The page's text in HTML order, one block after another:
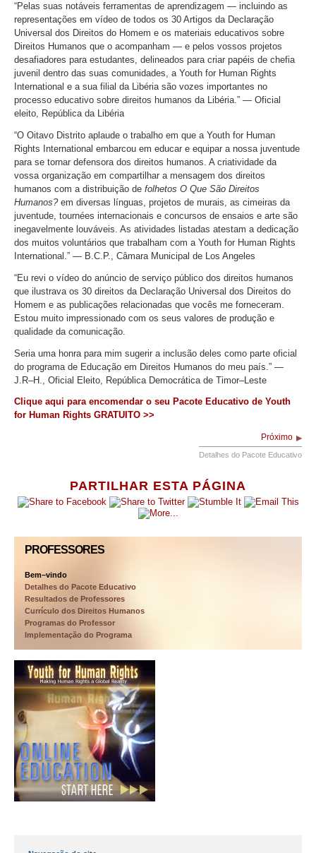
PARTILHAR ESTA PÁGINA
PROFESSORES
Bem–vindo
Detalhes do Pacote Educativo
Resultados de Professores
Currículo dos Direitos Humanos
Programas do Professor
Implementação do Programa
“Pelas suas notáveis ferramentas de aprendizagem — incluindo as
representações em vídeo de todos os 30 Artigos da Declaração
Universal dos Direitos do Homem e os materiais educativos sobre
Direitos Humanos que o acompanham — e pelos vossos projetos
desafiadores para estudantes, delineados para criar papéis de chefia
juvenil dentro das suas comunidades, a Youth for Human Rights
International e a sua filial da Libéria são vozes importantes no
processo educativo sobre direitos humanos da Libéria.” — Oficial
eleito, República da Libéria
“O Oitavo Distrito aplaude o trabalho em que a Youth for Human
Rights International embarcou em educar e equipar a nossa juventude
para se tornar defensora dos direitos humanos. A criatividade da
vossa organização em compartilhar a mensagem dos direitos
humanos com a distribuição de folhetos O Que São Direitos
Humanos?em diversas línguas, projetos de murais, as cimeiras da
juventude, tournées internacionais e concursos de ensaios e arte são
inegavelmente louváveis. As atividades listadas atestam a dedicação
dos muitos voluntários que trabalham com a Youth for Human Rights
International.” — B.C.P., Câmara Municipal de Los Angeles
“Eu revi o vídeo do anúncio de serviço público dos direitos humanos
que ilustrava os 30 direitos da Declaração Universal dos Direitos do
Homem e as publicações relacionadas que vocês me forneceram.
Estou muito impressionado com os seus valores de produção e
qualidade da comunicação.
Seria uma honra para mim sugerir a inclusão deles como parte oficial
do programa de Educação em Direitos Humanos do meu país.” —
J.R–H., Oficial Eleito, República Democrática de Timor–Leste
Clique aqui para encomendar o seu Pacote Educativo de Youth
for Human Rights GRATUITO >>
Próximo
Detalhes do Pacote Educativo